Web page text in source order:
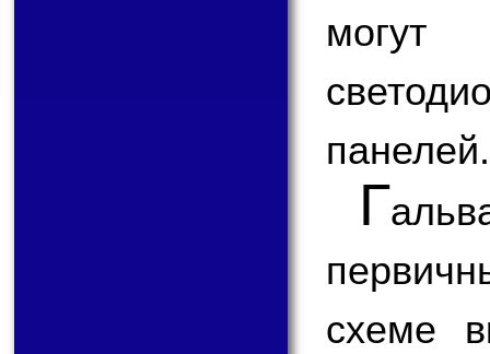
могут
панелей.
Г
схеме